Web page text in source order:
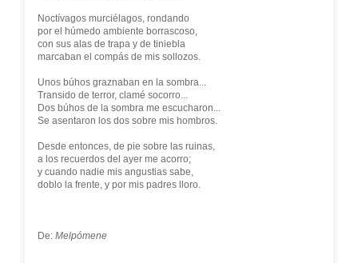
Noctívagos murciélagos, rondando
por el húmedo ambiente borrascoso,
con sus alas de trapa y de tiniebla
marcaban el compás de mis sollozos.
Unos búhos graznaban en la sombra...
Transido de terror, clamé socorro...
Dos búhos de la sombra me escucharon...
Se asentaron los dos sobre mis hombros.
Desde entonces, de pie sobre las ruinas,
a los recuerdos del ayer me acorro;
y cuando nadie mis angustias sabe,
doblo la frente, y por mis padres lloro.
De: Melpómene